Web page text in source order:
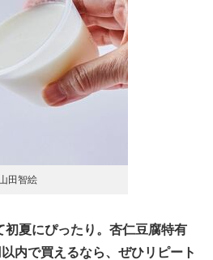
田智絵
夏にぴったり。杏仁豆腐特有
内で買えるなら、ぜひリピート